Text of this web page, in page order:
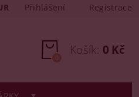
Přihlášení Registrace
Košík: 0 Kč
0